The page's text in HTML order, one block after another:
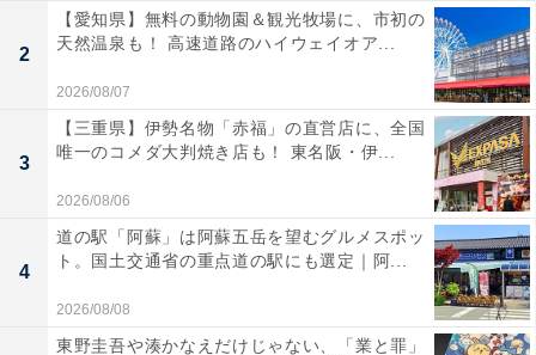
2
【愛知県】無料の動物園＆観光牧場に、市初の
天然温泉も！ 高速道路のハイウェイオア...
2026/08/07
3
【三重県】伊勢名物「赤福」の直営店に、全国
唯一のコメダ大判焼き店も！ 東名阪・伊...
2026/08/06
4
道の駅「阿蘇」は阿蘇五岳を望むグルメスポッ
ト。国土交通省の重点道の駅にも選定｜阿...
2026/08/08
東野圭吾や湊かなえだけじゃない、「業と罪」